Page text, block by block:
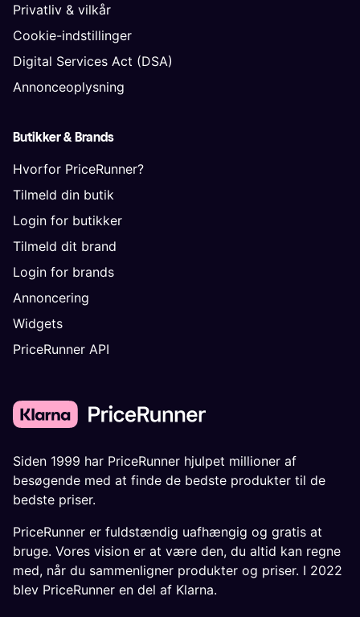
Privatliv & vilkår
Cookie-indstillinger
Digital Services Act (DSA)
Annonceoplysning
Butikker & Brands
Hvorfor PriceRunner?
Tilmeld din butik
Login for butikker
Tilmeld dit brand
Login for brands
Annoncering
Widgets
PriceRunner API
Siden 1999 har PriceRunner hjulpet millioner af
besøgende med at finde de bedste produkter til de
bedste priser.
PriceRunner er fuldstændig uafhængig og gratis at
bruge. Vores vision er at være den, du altid kan regne
med, når du sammenligner produkter og priser. I 2022
blev PriceRunner en del af Klarna.